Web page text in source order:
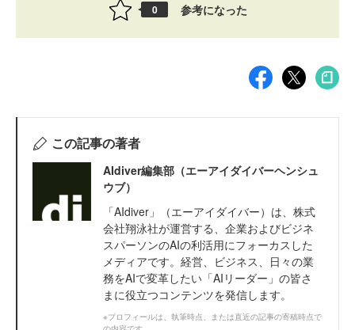
0 参考になった
この記事の著者
AIdiver編集部（エーアイダイバーヘンシュ
ウブ）
「AIdiver」（エーアイダイバー）は、株式
会社翔泳社が運営する、企業およびビジネ
スパーソンのAIの利活用にフォーカスした
メディアです。経営、ビジネス、日々の業
務をAIで変革したい「AIリーダー」の皆さ
まに役立つコンテンツを発信します。
※プロフィールは、執筆時点、または直近の記事の寄稿時点で